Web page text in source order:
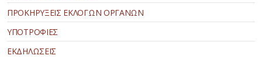
ΠΡΟΚΗΡΥΞΕΙΣ ΕΚΛΟΓΩΝ ΟΡΓΑΝΩΝ
ΥΠΟΤΡΟΦΙΕΣ
ΕΚΔΗΛΩΣΕΙΣ